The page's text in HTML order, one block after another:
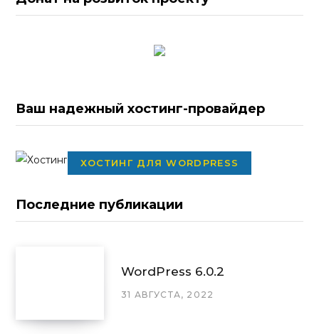
Ваш надежный хостинг-провайдер
ХОСТИНГ ДЛЯ WORDPRESS
Последние публикации
WordPress 6.0.2
31 АВГУСТА, 2022